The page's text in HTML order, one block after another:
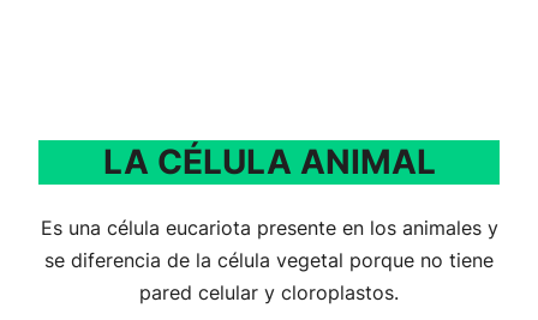
LA CÉLULA ANIMAL
Es una célula eucariota presente en los animales y
se diferencia de la célula vegetal porque no tiene
pared celular y cloroplastos.